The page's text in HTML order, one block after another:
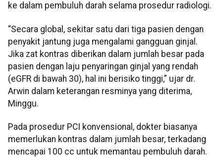
ke dalam pembuluh darah selama prosedur radiologi.
“Secara global, sekitar satu dari tiga pasien dengan
penyakit jantung juga mengalami gangguan ginjal.
Jika zat kontras diberikan dalam jumlah besar pada
pasien dengan laju penyaringan ginjal yang rendah
(eGFR di bawah 30), hal ini berisiko tinggi,” ujar dr.
Arwin dalam keterangan resminya yang diterima,
Minggu.
Pada prosedur PCI konvensional, dokter biasanya
memerlukan kontras dalam jumlah besar, terkadang
mencapai 100 cc untuk memantau pembuluh darah.